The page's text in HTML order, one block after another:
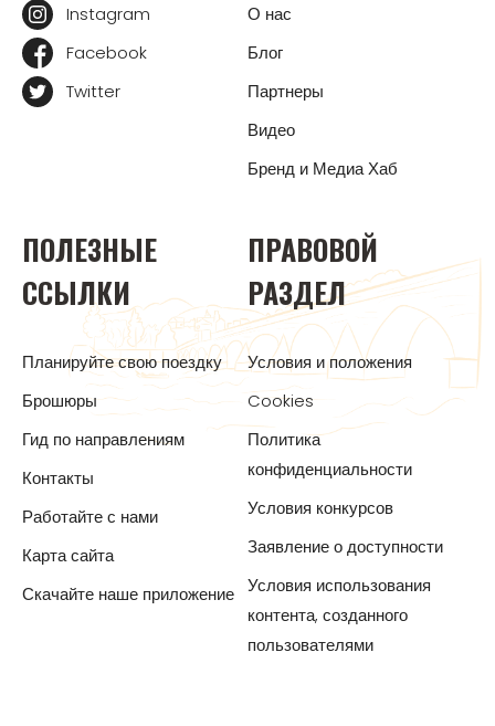
Instagram
Facebook
Twitter
О нас
Блог
Партнеры
Видео
Бренд и Медиа Хаб
ПОЛЕЗНЫЕ
ССЫЛКИ
Планируйте свою поездку
Брошюры
Гид по направлениям
Контакты
Работайте с нами
Карта сайта
Скачайте наше приложение
ПРАВОВОЙ
РАЗДЕЛ
Условия и положения
Cookies
Политика
конфиденциальности
Условия конкурсов
Заявление о доступности
Условия использования
контента, созданного
пользователями